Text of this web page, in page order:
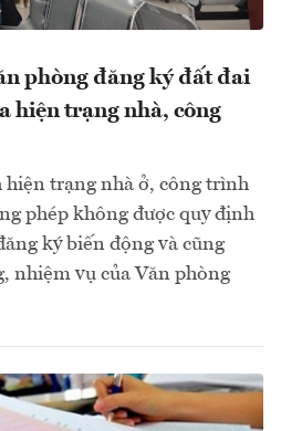
phòng đăng ký đất đai
hiện trạng nhà, công
trạng nhà ở, công trình
phép không được quy định
ký biến động và cũng
nhiệm vụ của Văn phòng